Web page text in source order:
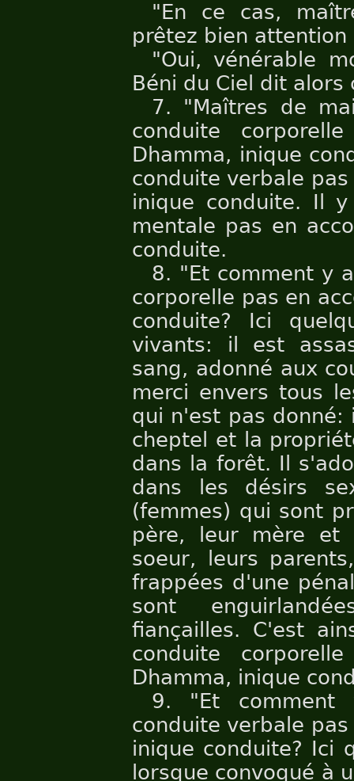
"En ce cas,
prêtez bien
"Oui, vénérable
Béni du Ciel dit alors
7. "Maîtres de
conduite
Dhamma, inique
conduite verbale
inique conduite. Il
mentale pas en
conduite.
8. "Et comment y
corporelle pas en
conduite? Ici
vivants: il est
sang, adonné aux
merci envers tous
qui n'est pas donné:
cheptel et la
dans la forêt. Il
dans les désirs
(femmes) qui sont
père, leur mère et
soeur, leurs
frappées d'une
sont
fiançailles. C'est
conduite
Dhamma, inique
9. "Et comment
conduite verbale
inique conduite? Ici
lorsque convoqué à